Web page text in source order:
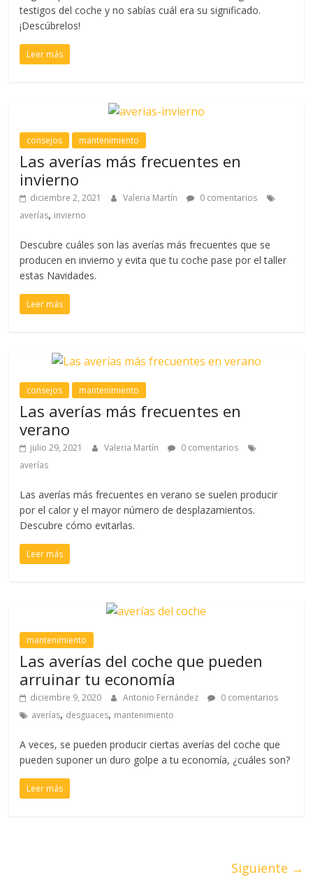
testigos del coche y no sabías cuál era su significado.
¡Descúbrelos!
Leer más
consejos mantenimiento
Las averías más frecuentes en
invierno
diciembre 2, 2021 Valeria Martín
0 comentarios
averías, invierno
Descubre cuáles son las averías más frecuentes que se
producen en invierno y evita que tu coche pase por el taller
estas Navidades.
Leer más
consejos mantenimiento
Las averías más frecuentes en
verano
julio 29, 2021 Valeria Martín
0 comentarios
averías
Las averías más frecuentes en verano se suelen producir
por el calor y el mayor número de desplazamientos.
Descubre cómo evitarlas.
Leer más
mantenimiento
Las averías del coche que pueden
arruinar tu economía
diciembre 9, 2020 Antonio Fernández
0 comentarios
averías, desguaces, mantenimiento
A veces, se pueden producir ciertas averías del coche que
pueden suponer un duro golpe a tu economía, ¿cuáles son?
Leer más
Siguiente →